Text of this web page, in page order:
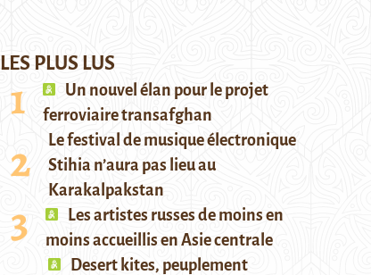
LES PLUS LUS
Un nouvel élan pour le projet
ferroviaire transafghan
Le festival de musique électronique
Stihia n’aura pas lieu au
Karakalpakstan
Les artistes russes de moins en
moins accueillis en Asie centrale
Desert kites, peuplement